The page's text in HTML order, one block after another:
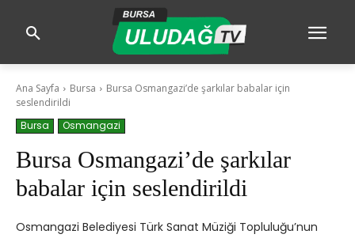
Ana Sayfa Bursa
Bursa Osmangazi’de şarkılar babalar için
seslendirildi
Bursa
Osmangazi
Bursa Osmangazi’de şarkılar
babalar için seslendirildi
Osmangazi Belediyesi Türk Sanat Müziği Topluluğu’nun